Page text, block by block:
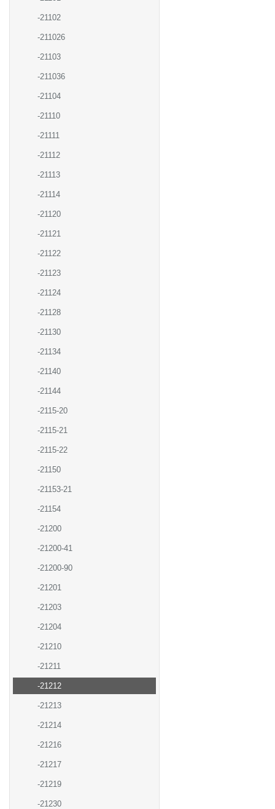
-21102
-211026
-21103
-211036
-21104
-21110
-21111
-21112
-21113
-21114
-21120
-21121
-21122
-21123
-21124
-21128
-21130
-21134
-21140
-21144
-2115-20
-2115-21
-2115-22
-21150
-21153-21
-21154
-21200
-21200-41
-21200-90
-21201
-21203
-21204
-21210
-21211
-21212
-21213
-21214
-21216
-21217
-21219
-21230